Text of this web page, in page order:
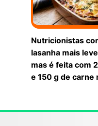
Nutricionistas
lasanha mais
mas é feita com
e 150 g de carne